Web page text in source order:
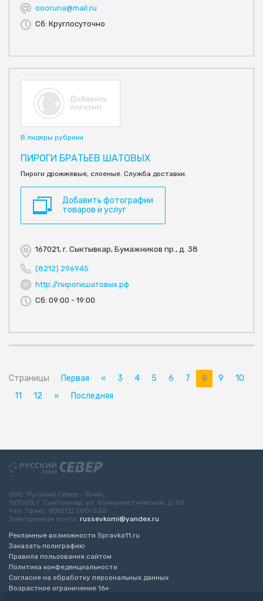
oooruna@mail.ru
Сб: Круглосуточно
В лидеры рубрики
ПИРОГИ БРАТЬЕВ ШАТОВЫХ
Пироги дрожжевые, слоеные. Служба доставки.
Добавить фотографии
товаров и услуг
167021, г. Сыктывкар, Бумажников пр., д. 38
(8212) 296945
http://пирогишатовых.рф
Сб: 09:00 - 19:00
Страницы Первая « 3 4 5 6 7 8 9
10
11
12 » Последняя
ООО “Русский Север - Коми„
167000, г. Сыктывкар, ул. Коммунистическая, д. 50
тел. /факс: 8(8212) 200-532
Электронная почта: russevkomi@yandex.ru
Рекламные возможности Spravka11.ru
Заказать полиграфию
Правила пользования сайтом
Политика конфеденциальности
Согласие на обработку персональных данных
Возрастное ограничение 16+